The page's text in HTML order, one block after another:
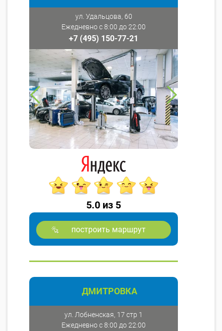
ул. Удальцова, 60
Ежедневно с 8:00 до 22:00
+7 (495) 150-77-21
5.0 из 5
построить маршрут
ДМИТРОВКА
ул. Лобненская, 17 стр 1
Ежедневно с 8:00 до 22:00